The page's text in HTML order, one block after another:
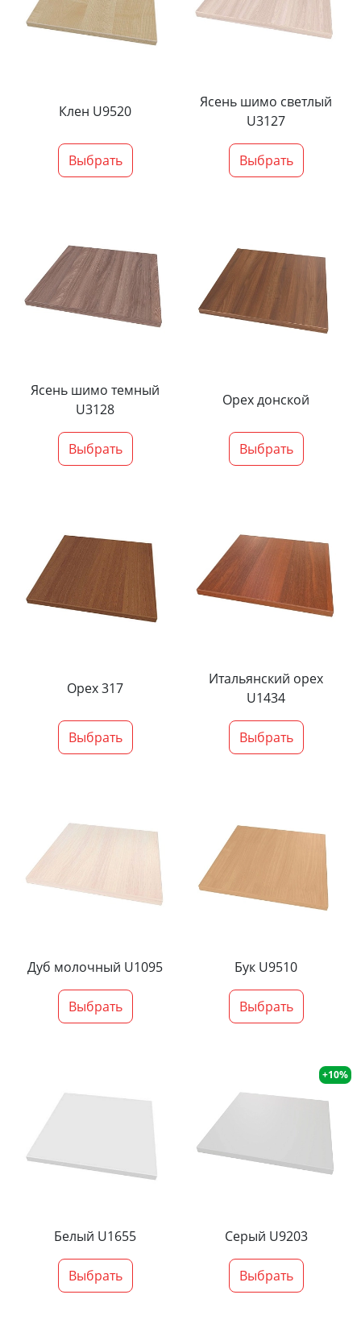
Клен U9520
Выбрать
Ясень шимо светлый
U3127
Выбрать
Ясень шимо темный
U3128
Выбрать
Орех донской
Выбрать
Орех 317
Выбрать
Итальянский орех
U1434
Выбрать
Дуб молочный U1095
Выбрать
Бук U9510
Выбрать
Белый U1655
Выбрать
+10%
Серый U9203
Выбрать